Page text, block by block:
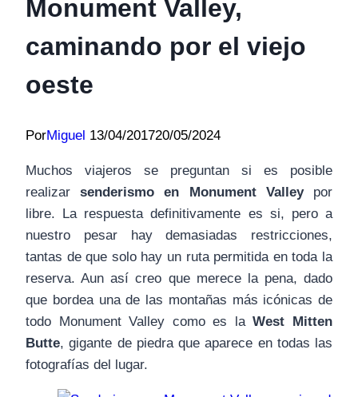
Monument Valley,
caminando por el viejo
oeste
PorMiguel 13/04/201720/05/2024
Muchos viajeros se preguntan si es posible
realizarsenderismo en Monument Valleypor
libre. La respuesta definitivamente es si, pero a
nuestro pesar hay demasiadas restricciones,
tantas de que solo hay un ruta permitida en toda la
reserva. Aun así creo que merece la pena, dado
que bordea una de las montañas más icónicas de
todo Monument Valley como es laWest Mitten
Butte, gigante de piedra que aparece en todas las
fotografías del lugar.